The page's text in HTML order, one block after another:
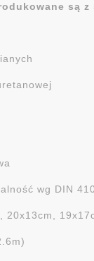
są
wg DIN
20x13cm,